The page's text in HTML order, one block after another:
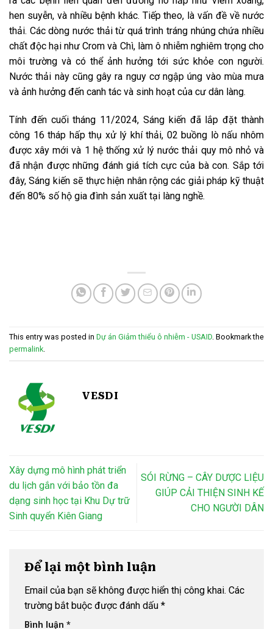
hen suyễn, và nhiều bệnh khác. Tiếp theo, là vấn đề về nước
thải. Các dòng nước thải từ quá trình tráng nhúng chứa nhiều
chất độc hại như Crom và Chì, làm ô nhiễm nghiêm trọng cho
môi trường và có thể ảnh hưởng tới sức khỏe con người.
Nước thải này cũng gây ra nguy cơ ngập úng vào mùa mưa
và ảnh hưởng đến canh tác và sinh hoạt của cư dân làng.
Tính đến cuối tháng 11/2024, Sáng kiến đã lắp đặt thành
công 16 tháp hấp thụ xử lý khí thải, 02 buồng lò nấu nhôm
được xây mới và 1 hệ thống xử lý nước thải quy mô nhỏ và
đã nhận được những đánh giá tích cực của bà con. Sắp tới
đây, Sáng kiến sẽ thực hiện nhân rộng các giải pháp kỹ thuật
đến 80% số hộ gia đình sản xuất tại làng nghề.
This entry was posted in Dự án Giảm thiểu ô nhiễm - USAID. Bookmark the
permalink.
VESDI
Xây dựng mô hình phát triển
du lịch gắn với bảo tồn đa
dạng sinh học tại Khu Dự trữ
Sinh quyển Kiên Giang
SÓI RỪNG – CÂY DƯỢC LIỆU
GIÚP CẢI THIỆN SINH KẾ
CHO NGƯỜI DÂN
Để lại một bình luận
Email của bạn sẽ không được hiển thị công khai. Các
trường bắt buộc được đánh dấu *
Bình luận *